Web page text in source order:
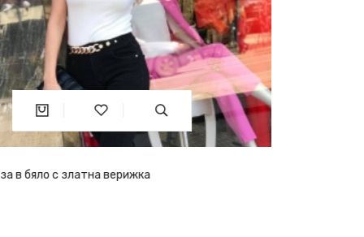
Рипсена блуза в черно със златна верижка